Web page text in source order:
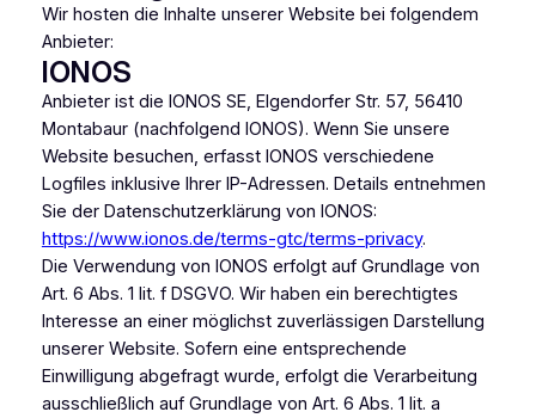
Wir hosten die Inhalte unserer Website bei folgendem
Anbieter:
IONOS
Anbieter ist die IONOS SE, Elgendorfer Str. 57, 56410
Montabaur (nachfolgend IONOS). Wenn Sie unsere
Website besuchen, erfasst IONOS verschiedene
Logfiles inklusive Ihrer IP-Adressen. Details entnehmen
Sie der Datenschutzerklärung von IONOS:
https://www.ionos.de/terms-gtc/terms-privacy.
Die Verwendung von IONOS erfolgt auf Grundlage von
Art. 6 Abs. 1 lit. f DSGVO. Wir haben ein berechtigtes
Interesse an einer möglichst zuverlässigen Darstellung
unserer Website. Sofern eine entsprechende
Einwilligung abgefragt wurde, erfolgt die Verarbeitung
ausschließlich auf Grundlage von Art. 6 Abs. 1 lit. a